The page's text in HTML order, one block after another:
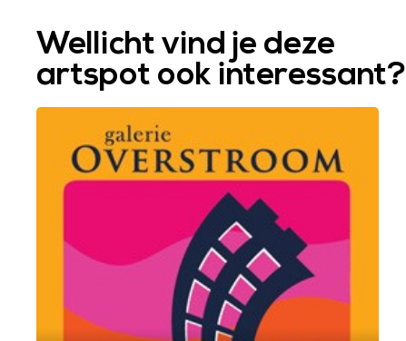
Wellicht vind je deze
artspot ook interessant?